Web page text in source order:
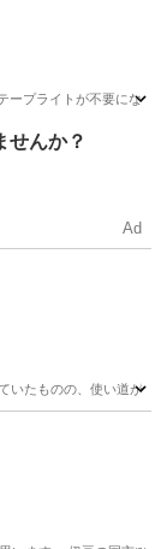
ープライトが不要にな
せんか？
Ad
いたものの、使い道が